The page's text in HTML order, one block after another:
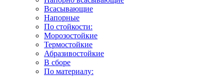
Всасывающие
Напорные
По стойкости:
Морозостойкие
Термостойкие
Абразивостойкие
В сборе
По материалу: